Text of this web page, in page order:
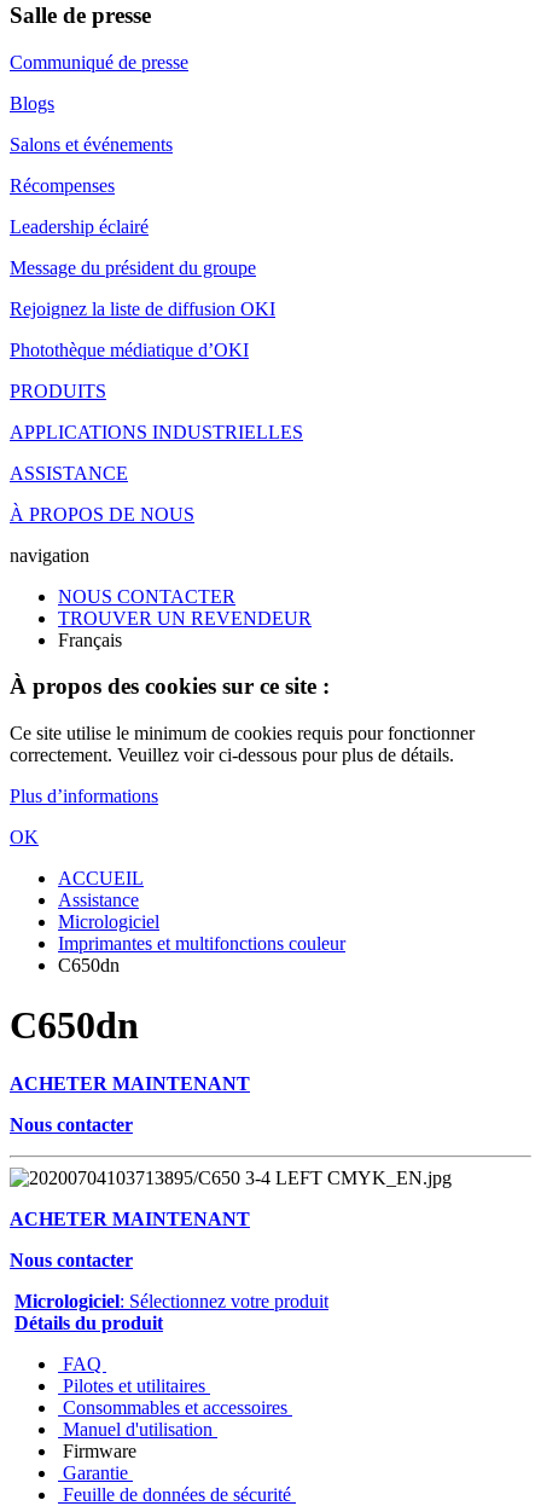
Salle de presse
Communiqué de presse
Blogs
Salons et événements
Récompenses
Leadership éclairé
Message du président du groupe
Rejoignez la liste de diffusion OKI
Photothèque médiatique d’OKI
PRODUITS
APPLICATIONS INDUSTRIELLES
ASSISTANCE
À PROPOS DE NOUS
navigation
NOUS CONTACTER
TROUVER UN REVENDEUR
Français
À propos des cookies sur ce site :
Ce site utilise le minimum de cookies requis pour fonctionner
correctement. Veuillez voir ci-dessous pour plus de détails.
Plus d’informations
OK
ACCUEIL
Assistance
Micrologiciel
Imprimantes et multifonctions couleur
C650dn
C650dn
ACHETER MAINTENANT
Nous contacter
ACHETER MAINTENANT
Nous contacter
Micrologiciel: Sélectionnez votre produit
Détails du produit
FAQ
Pilotes et utilitaires
Consommables et accessoires
Manuel d'utilisation
Firmware
Garantie
Feuille de données de sécurité